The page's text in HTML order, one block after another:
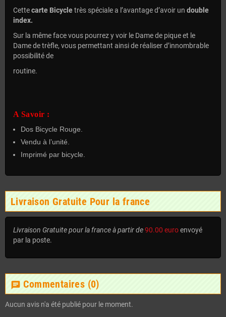
Cettecarte Bicycletrès spéciale a l’avantage d’avoir un double
index.
Sur la même face vous pourrez y voir le Dame de pique et le
Dame de trèfle, vous permettant ainsi de réaliser d’innombrable
possibilité de
routine.
A Savoir :
Dos Bicycle Rouge.
Vendu à l’unité.
Imprimé par bicycle.
Livraison Gratuite Pour la france
Livraison Gratuite pour la france à partir de90.00 euroenvoyé
par la poste.
chat Commentaires (0)
Aucun avis n'a été publié pour le moment.